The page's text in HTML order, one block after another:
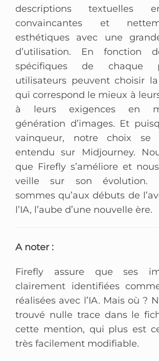
descriptions textuelles
convaincantes et
esthétiques avec une
d’utilisation. En fonction
spécifiques de chaque
utilisateurs peuvent choisir
qui correspond le mieux à
à leurs exigences en
génération d’images. Et
vainqueur, notre choix se
entendu sur Midjourney.
que Firefly s’améliore et
veille sur son évolution.
sommes qu’aux débuts de
l’IA, l’aube d’une nouvelle ère.
A noter :
Firefly assure que ses
clairement identifiées
réalisées avec l’IA. Mais où ?
trouvé nulle trace dans le
cette mention, qui plus est
très facilement modifiable.